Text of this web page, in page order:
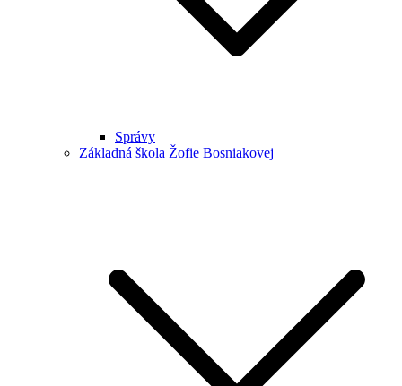
Správy
Základná škola Žofie Bosniakovej